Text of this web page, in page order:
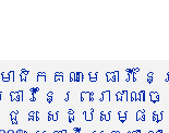
កគណៈមេធាវី
េធាវីនៃព្រះរា
ធាវី ជួន សេដ្ឋស